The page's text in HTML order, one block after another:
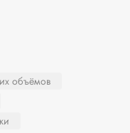
объёмов